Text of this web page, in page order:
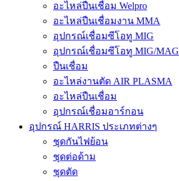
อะไหล่ปืนเชื่อม Welpro
อะไหล่ปืนเชื่อมงาน MMA
อุปกรณ์เชื่อมซีโอทู MIG
อุปกรณ์เชื่อมซีโอทู MIG/MAG
ปืนเชื่อม
อะไหล่งานตัด AIR PLASMA
อะไหล่ปืนเชื่อม
อุปกรณ์เชื่อมอาร์กอน
อุปกรณ์ HARRIS ประเภทต่างๆ
ชุดกันไฟย้อน
ชุดต่อด้าม
ชุดตัด